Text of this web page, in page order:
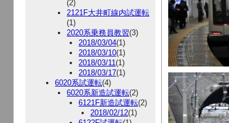
(2)
2121F大井町線内試運転
(1)
2020系乗務員教習(3)
2018/03/04(1)
2018/03/10(1)
2018/03/11(1)
2018/03/17(1)
6020系試運転(4)
6020系新造試運転(2)
6121F新造試運転(2)
2018/02/12(1)